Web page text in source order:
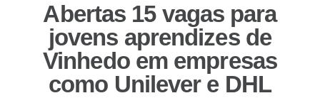
Abertas 15 vagas para
jovens aprendizes de
Vinhedo em empresas
como Unilever e DHL